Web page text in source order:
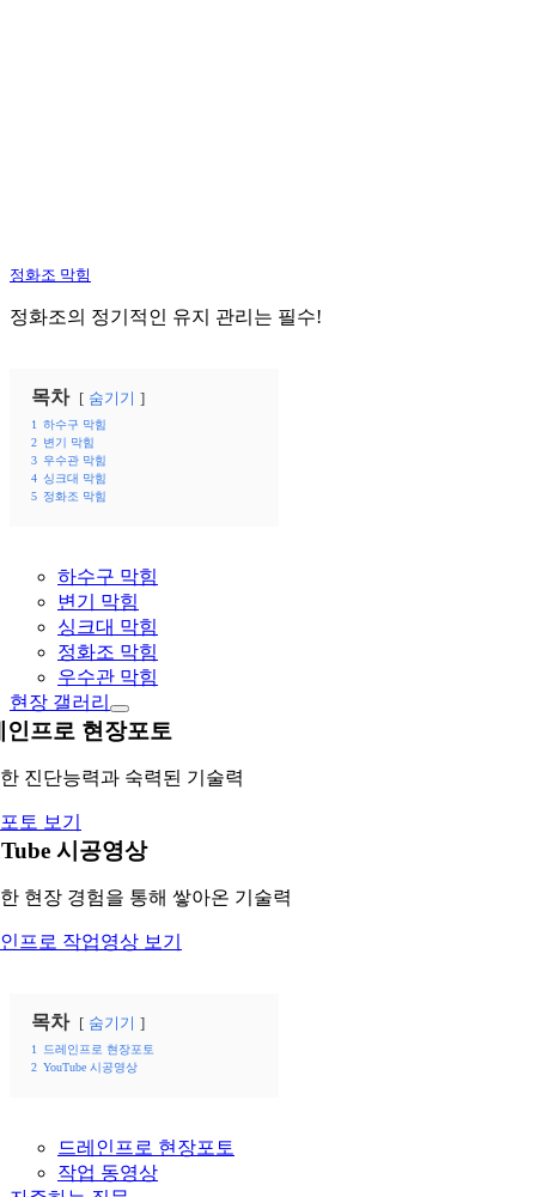
정화조 막힘
정화조의 정기적인 유지 관리는 필수!
목차 숨기기
1
하수구 막힘
2 변기 막힘
3 우수관 막힘
4 싱크대 막힘
5 정화조 막힘
하수구 막힘
변기 막힘
싱크대 막힘
정화조 막힘
우수관 막힘
현장 갤러리
인프로 현장포토
진단능력과 숙력된 기술력
토 보기
시공영상
현장 경험을 통해 쌓아온 기술력
프로 작업영상 보기
목차 숨기기
1
드레인프로 현장포토
2 YouTube 시공영상
드레인프로 현장포토
작업 동영상